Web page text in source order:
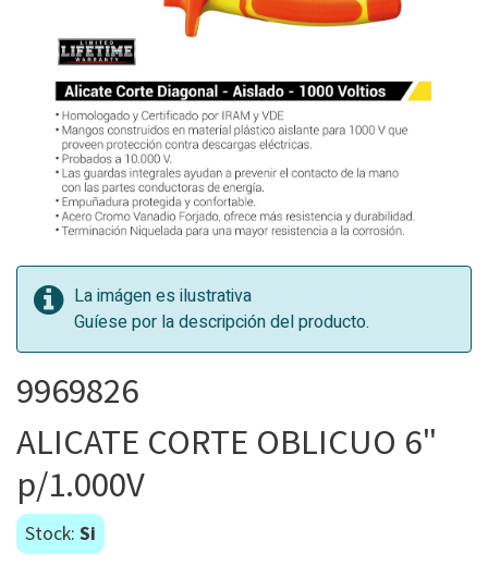
La imágen es ilustrativa
Guíese por la descripción del producto.
9969826
ALICATE CORTE OBLICUO 6"
p/1.000V
Stock: Si